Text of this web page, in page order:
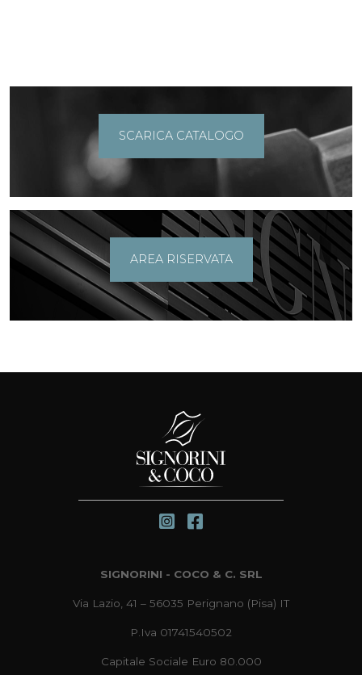
SCARICA CATALOGO
AREA RISERVATA
SIGNORINI - COCO & C. SRL
Via Lazio, 41 – 56035 Perignano (Pisa) IT
P.Iva 01741540502
Capitale Sociale Euro 80.000